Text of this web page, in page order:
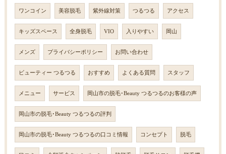
ワンコイン 美容脱毛 紫外線対策 つるつる アクセス
キッズスペース 全身脱毛 VIO 入りやすい 岡山
メンズ プライバシーポリシー お問い合わせ
ビューティー つるつる おすすめ よくある質問 スタッフ
メニュー サービス 岡山市の脱毛･Beauty つるつるのお客様の声
岡山市の脱毛･Beauty つるつるの評判
岡山市の脱毛･Beauty つるつるの口コミ情報 コンセプト 脱毛